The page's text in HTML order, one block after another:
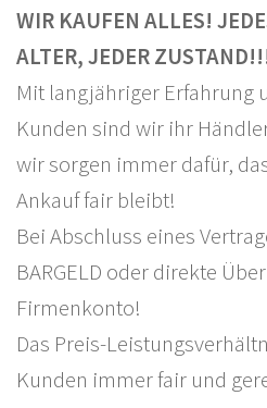
WIR KAUFEN ALLES!
ALTER, JEDER
Mit langjähriger Erfahrung
Kunden sind wir ihr
wir sorgen immer dafür,
Ankauf fair bleibt!
Bei Abschluss eines
BARGELD oder direkte
Firmenkonto!
Das Preis-
Kunden immer fair und